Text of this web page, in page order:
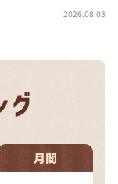
2026.08.03
月間